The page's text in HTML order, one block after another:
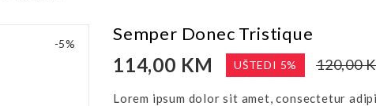
-5% Semper Donec Tristique
114,00 KM UŠTEDI 5% 120,00
Lorem ipsum dolor sit amet, consectetur